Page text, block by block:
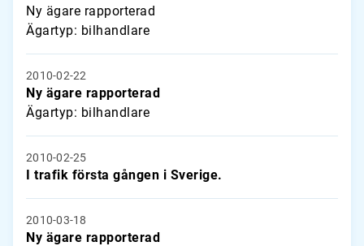
Ny ägare rapporterad
Ägartyp: bilhandlare
2010-02-22
Ny ägare rapporterad
Ägartyp: bilhandlare
2010-02-25
I trafik första gången i Sverige.
2010-03-18
Ny ägare rapporterad